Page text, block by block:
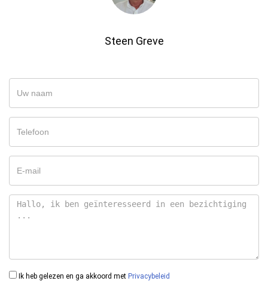
Steen Greve
Ik heb gelezen en ga akkoord met Privacybeleid